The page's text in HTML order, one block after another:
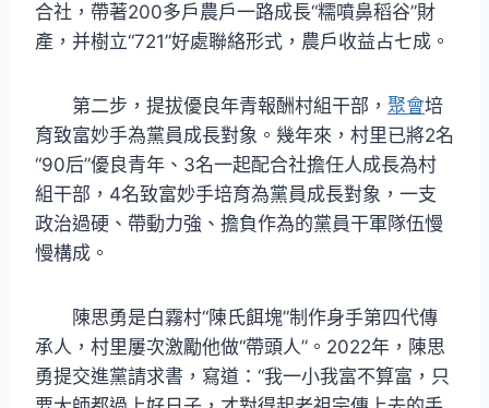
合社，帶著200多戶農戶一路成長“糯噴鼻稻谷”財
產，并樹立“721”好處聯絡形式，農戶收益占七成。
第二步，提拔優良年青報酬村組干部， 聚會培
育致富妙手為黨員成長對象。幾年來，村里已將2名
“90后”優良青年、3名一起配合社擔任人成長為村
組干部，4名致富妙手培育為黨員成長對象，一支
政治過硬、帶動力強、擔負作為的黨員干軍隊伍慢
慢構成。
陳思勇是白霧村“陳氏餌塊”制作身手第四代傳
承人，村里屢次激勵他做“帶頭人”。2022年，陳思
勇提交進黨請求書，寫道：“我一小我富不算富，只